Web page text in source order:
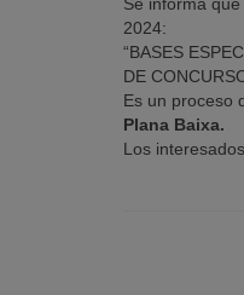
2024:
“BASES
DE
Es un proceso
Plana Baixa.
Los